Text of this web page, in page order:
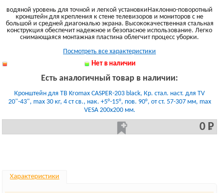
водяной уровень для точной и легкой установкиНаклонно-поворотный
кронштейн для крепления к стене телевизоров и мониторов с не
большой и средней диагональю экрана. Высококачественная стальная
конструкция обеспечит надежное и безопасное использование. Легко
снимающаяся монтажная пластина облегчит процесс уборки.
Посмотреть все характеристики
Нет в наличии
Есть аналогичный товар в наличии:
Кронштейн для ТВ Kromax CASPER-203 black, Кр. стал. наст. для TV
20"-43", max 30 кг, 4 ст св., нак. +5°-15°, пов. 90°, от ст. 57-307 мм, max
VESA 200x200 мм.
0 Р
Характеристики